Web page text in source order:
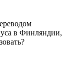
в Финляндии,